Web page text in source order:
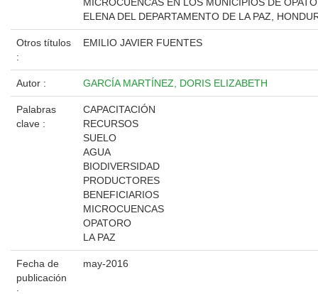
ELENA DEL DEPARTAMENTO DE LA PAZ,
Otros títulos
:
EMILIO JAVIER FUENTES
Autor : GARCÍA MARTÍNEZ, DORIS ELIZABETH
Palabras
clave :
CAPACITACIÓN
RECURSOS
SUELO
AGUA
BIODIVERSIDAD
PRODUCTORES
BENEFICIARIOS
MICROCUENCAS
OPATORO
LA PAZ
Fecha de
publicación
may-2016